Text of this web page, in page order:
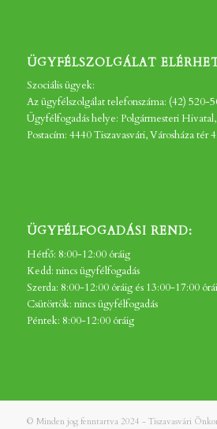
ÜGYFÉLSZOLGÁLAT
Szociális ügyek:
Az ügyfélszolgálat telefonszáma: (42) 520-
Ügyfélfogadás helye: Polgármesteri
Postacím: 4440 Tiszavasvári, Városháza tér
ÜGYFÉLFOGADÁSI REND:
Hétfő: 8:00-12:00 óráig
Kedd: nincs ügyfélfogadás
Szerda: 8:00-12:00 óráig és 13:00-17:00
Csütörtök: nincs ügyfélfogadás
Péntek: 8:00-12:00 óráig
© Minden jog fenntartva 2024 - Tiszavasvári